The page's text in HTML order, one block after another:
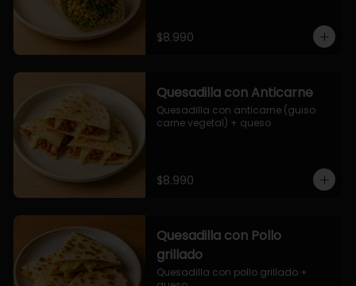
$8.990
Quesadilla con Anticarne
Quesadilla con anticarne (guiso
carne vegetal) + queso
$8.990
Quesadilla con Pollo
grillado
Quesadilla con pollo grillado +